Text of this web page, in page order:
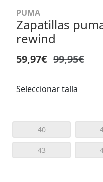
PUMA
Zapatillas
rewind
59,97€ 99,95€
Seleccionar talla
40
43